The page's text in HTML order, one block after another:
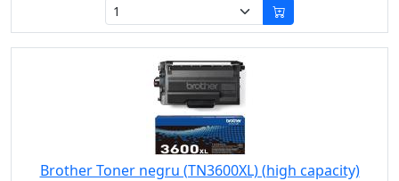
Brother Toner negru (TN3600XL) (high capacity)